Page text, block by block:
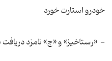
خودرو استارت خورد
- «رستاخیز» و «چ» نامزد